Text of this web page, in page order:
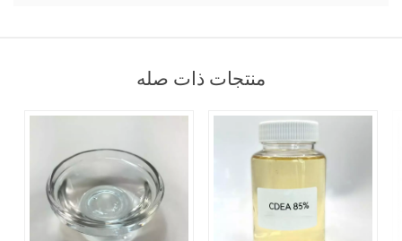
منتجات ذات صله